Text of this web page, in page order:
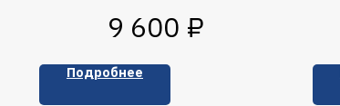
9 600 ₽
Подробнее